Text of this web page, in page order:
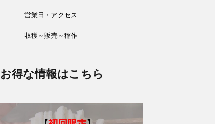
営業日・アクセス
収穫～販売～稲作
お得な情報はこちら